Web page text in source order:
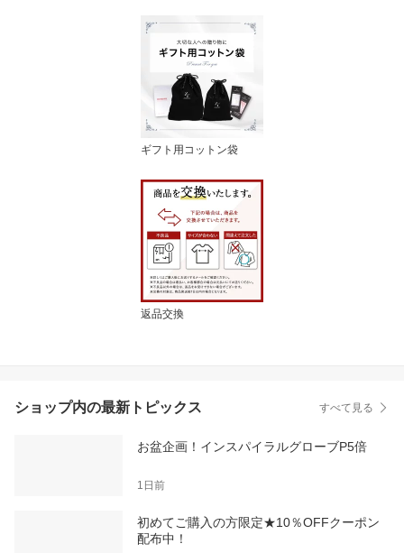
ギフト用コットン袋
返品交換
ショップ内の最新トピックス すべて見る
お盆企画！インスパイラルグローブP5倍
1日前
初めてご購入の方限定★10％OFFクーポン
配布中！